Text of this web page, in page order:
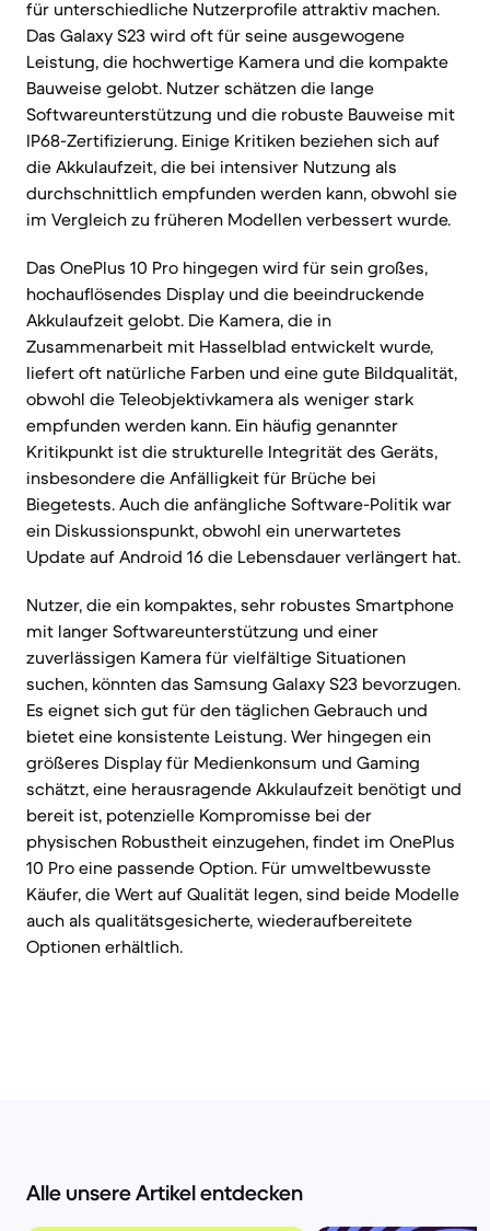
für unterschiedliche Nutzerprofile attraktiv machen.
Das Galaxy S23 wird oft für seine ausgewogene
Leistung, die hochwertige Kamera und die kompakte
Bauweise gelobt. Nutzer schätzen die lange
Softwareunterstützung und die robuste Bauweise mit
IP68-Zertifizierung. Einige Kritiken beziehen sich auf
die Akkulaufzeit, die bei intensiver Nutzung als
durchschnittlich empfunden werden kann, obwohl sie
im Vergleich zu früheren Modellen verbessert wurde.
Das OnePlus 10 Pro hingegen wird für sein großes,
hochauflösendes Display und die beeindruckende
Akkulaufzeit gelobt. Die Kamera, die in
Zusammenarbeit mit Hasselblad entwickelt wurde,
liefert oft natürliche Farben und eine gute Bildqualität,
obwohl die Teleobjektivkamera als weniger stark
empfunden werden kann. Ein häufig genannter
Kritikpunkt ist die strukturelle Integrität des Geräts,
insbesondere die Anfälligkeit für Brüche bei
Biegetests. Auch die anfängliche Software-Politik war
ein Diskussionspunkt, obwohl ein unerwartetes
Update auf Android 16 die Lebensdauer verlängert hat.
Nutzer, die ein kompaktes, sehr robustes Smartphone
mit langer Softwareunterstützung und einer
zuverlässigen Kamera für vielfältige Situationen
suchen, könnten das Samsung Galaxy S23 bevorzugen.
Es eignet sich gut für den täglichen Gebrauch und
bietet eine konsistente Leistung. Wer hingegen ein
größeres Display für Medienkonsum und Gaming
schätzt, eine herausragende Akkulaufzeit benötigt und
bereit ist, potenzielle Kompromisse bei der
physischen Robustheit einzugehen, findet im OnePlus
10 Pro eine passende Option. Für umweltbewusste
Käufer, die Wert auf Qualität legen, sind beide Modelle
auch als qualitätsgesicherte, wiederaufbereitete
Optionen erhältlich.
Alle unsere Artikel entdecken